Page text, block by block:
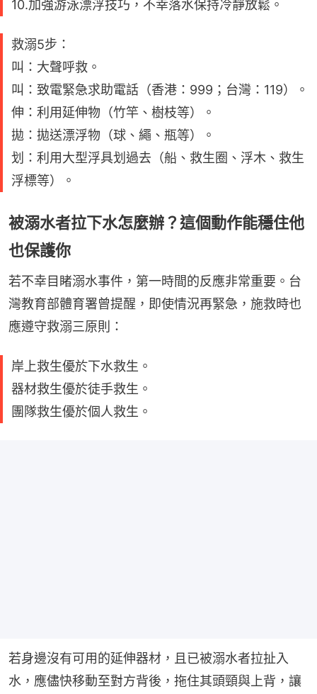
10.加強游泳漂浮技巧，不幸落水保持冷靜放鬆。
救溺5步：
叫：大聲呼救。
叫：致電緊急求助電話（香港：999；台灣：119）。
伸：利用延伸物（竹竿、樹枝等）。
拋：拋送漂浮物（球、繩、瓶等）。
划：利用大型浮具划過去（船、救生圈、浮木、救生
浮標等）。
被溺水者拉下水怎麼辦？這個動作能穩住他
也保護你
若不幸目睹溺水事件，第一時間的反應非常重要。台
灣教育部體育署曾提醒，即使情況再緊急，施救時也
應遵守救溺三原則：
岸上救生優於下水救生。
器材救生優於徒手救生。
團隊救生優於個人救生。
若身邊沒有可用的延伸器材，且已被溺水者拉扯入
水，應儘快移動至對方背後，拖住其頭頸與上背，讓